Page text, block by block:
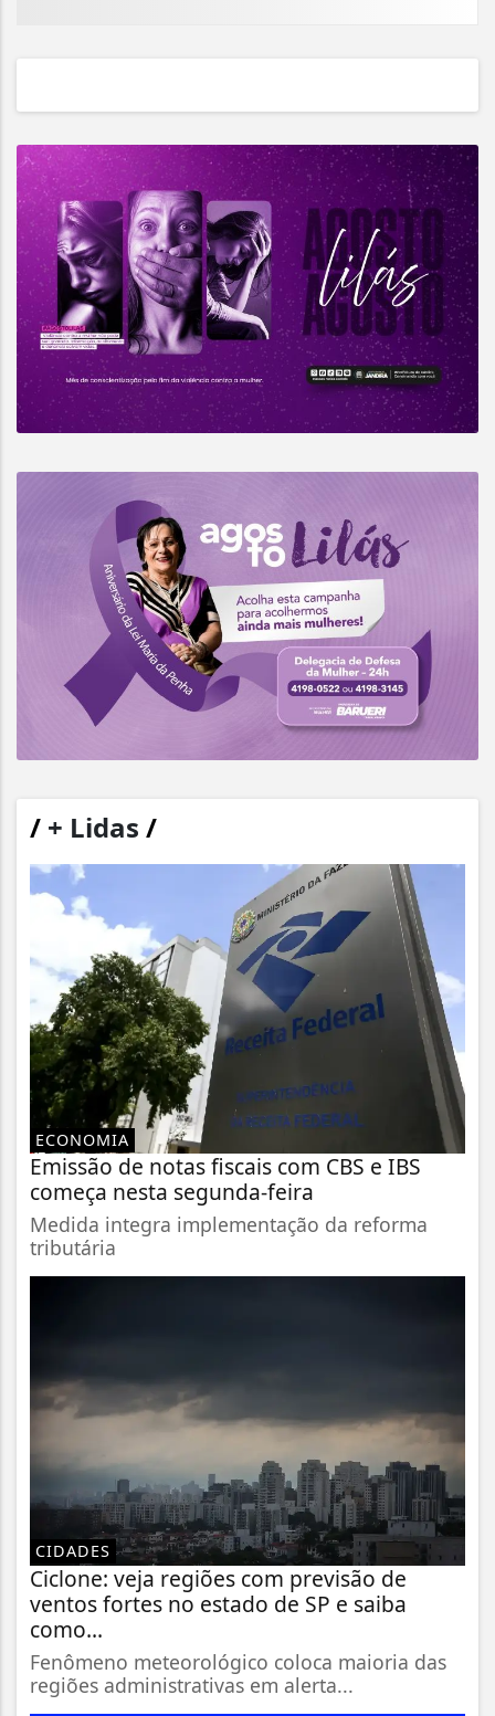
/ + Lidas /
ECONOMIA
Emissão de notas fiscais com CBS e IBS
começa nesta segunda-feira
Medida integra implementação da reforma
tributária
CIDADES
Ciclone: veja regiões com previsão de
ventos fortes no estado de SP e saiba
como...
Fenômeno meteorológico coloca maioria das
regiões administrativas em alerta...